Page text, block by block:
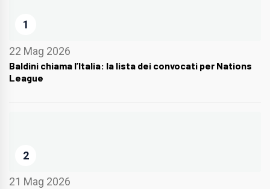
1
22 Mag 2026
Baldini chiama l’Italia: la lista dei convocati per Nations
League
2
21 Mag 2026